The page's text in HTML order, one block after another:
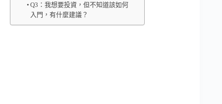
Q3：我想要投資，但不知道該如何
入門，有什麼建議？